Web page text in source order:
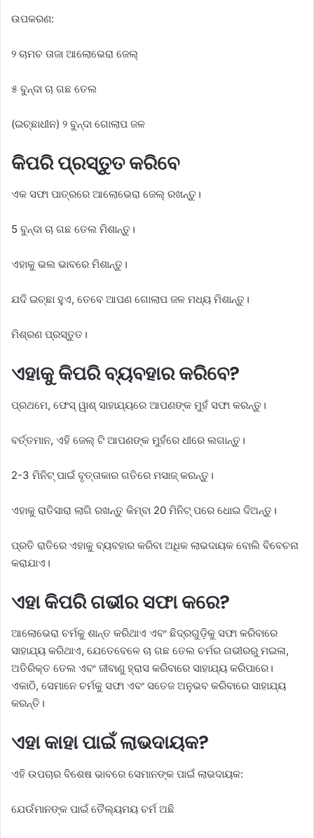
ଉପକରଣ:
୨ ଚାମଚ ତାଜା ଆଲୋଭେରା ଜେଲ୍
୫ ବୁନ୍ଦା ଚା ଗଛ ତେଲ
(ଇଚ୍ଛାଧୀନ) ୨ ବୁନ୍ଦା ଗୋଲାପ ଜଳ
କିପରି ପ୍ରସ୍ତୁତ କରିବେ
ଏକ ସଫା ପାତ୍ରରେ ଆଲୋଭେରା ଜେଲ୍ ରଖନ୍ତୁ।
5 ବୁନ୍ଦା ଚା ଗଛ ତେଲ ମିଶାନ୍ତୁ।
ଏହାକୁ ଭଲ ଭାବରେ ମିଶାନ୍ତୁ।
ଯଦି ଇଚ୍ଛା ହୁଏ, ତେବେ ଆପଣ ଗୋଲାପ ଜଳ ମଧ୍ୟ ମିଶାନ୍ତୁ।
ମିଶ୍ରଣ ପ୍ରସ୍ତୁତ।
ଏହାକୁ କିପରି ବ୍ୟବହାର କରିବେ?
ପ୍ରଥମେ, ଫେସ୍ ୱାଶ୍ ସାହାଯ୍ୟରେ ଆପଣଙ୍କ ମୁହଁ ସଫା କରନ୍ତୁ।
ବର୍ତ୍ତମାନ, ଏହି ଜେଲ୍ ଟି ଆପଣଙ୍କ ମୁହଁରେ ଧୀରେ ଲଗାନ୍ତୁ।
2-3 ମିନିଟ୍ ପାଇଁ ବୃତ୍ତାକାର ଗତିରେ ମସାଜ୍ କରନ୍ତୁ।
ଏହାକୁ ରାତିସାରା ଲାଗି ରଖନ୍ତୁ କିମ୍ବା 20 ମିନିଟ୍ ପରେ ଧୋଇ ଦିଅନ୍ତୁ।
ପ୍ରତି ରାତିରେ ଏହାକୁ ବ୍ୟବହାର କରିବା ଅଧିକ ଲାଭଦାୟକ ବୋଲି ବିବେଚନା
କରାଯାଏ।
ଏହା କିପରି ଗଭୀର ସଫା କରେ?
ଆଲୋଭେରା ଚର୍ମକୁ ଶାନ୍ତ କରିଥାଏ ଏବଂ ଛିଦ୍ରଗୁଡ଼ିକୁ ସଫା କରିବାରେ
ସାହାଯ୍ୟ କରିଥାଏ, ଯେତେବେଳେ ଚା ଗଛ ତେଲ ଚର୍ମର ଗଭୀରରୁ ମଇଳା,
ଅତିରିକ୍ତ ତେଲ ଏବଂ ଜୀବାଣୁ ହ୍ରାସ କରିବାରେ ସାହାଯ୍ୟ କରିପାରେ।
ଏକାଠି, ସେମାନେ ଚର୍ମକୁ ସଫା ଏବଂ ସତେଜ ଅନୁଭବ କରିବାରେ ସାହାଯ୍ୟ
କରନ୍ତି।
ଏହା କାହା ପାଇଁ ଲାଭଦାୟକ?
ଏହି ଉପଚାର ବିଶେଷ ଭାବରେ ସେମାନଙ୍କ ପାଇଁ ଲାଭଦାୟକ:
ଯେଉଁମାନଙ୍କ ପାଇଁ ତୈଲ୍ୟମୟ ଚର୍ମ ଅଛି